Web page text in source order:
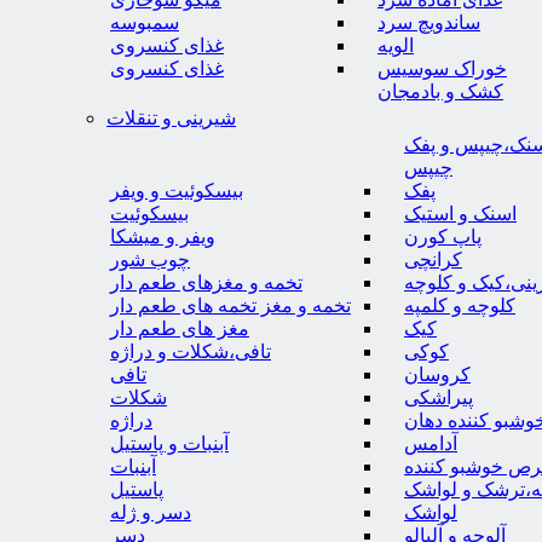
ساندویچ سرد
الویه
خوراک سوسیس
کشک و بادمجان
سمبوسه
غذای کنسروی
غذای کنسروی
شیرینی و تنقلات
و پفک
چیپس
پفک
اسنک و استیک
پاپ کورن
کرانچی
و کلوچه
کلوچه و کلمپه
کیک
کوکی
کروسان
پیراشکی
کننده دهان
آدامس
خوشبو کننده
و لواشک
لواشک
آلوچه و آلبالو
بیسکوئیت و ویفر
بیسکوئیت
ویفر و میشکا
چوب شور
تخمه و مغزهای طعم دار
تخمه و مغز تخمه های طعم دار
مغز های طعم دار
تافی،شکلات و دراژه
تافی
شکلات
دراژه
آبنبات و پاستیل
آبنبات
پاستیل
دسر و ژله
دسر